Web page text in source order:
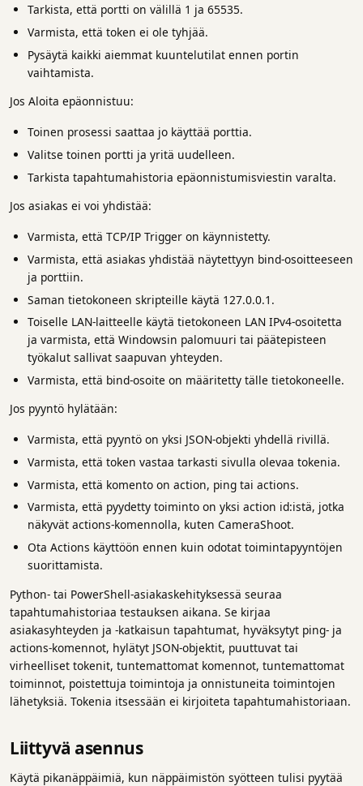
Tarkista, että portti on välillä 1 ja 65535.
Varmista, että token ei ole tyhjää.
Pysäytä kaikki aiemmat kuuntelutilat ennen portin
vaihtamista.
Jos Aloita epäonnistuu:
Toinen prosessi saattaa jo käyttää porttia.
Valitse toinen portti ja yritä uudelleen.
Tarkista tapahtumahistoria epäonnistumisviestin varalta.
Jos asiakas ei voi yhdistää:
Varmista, että TCP/IP Trigger on käynnistetty.
Varmista, että asiakas yhdistää näytettyyn bind-osoitteeseen
ja porttiin.
Saman tietokoneen skripteille käytä 127.0.0.1.
Toiselle LAN-laitteelle käytä tietokoneen LAN IPv4-osoitetta
ja varmista, että Windowsin palomuuri tai päätepisteen
työkalut sallivat saapuvan yhteyden.
Varmista, että bind-osoite on määritetty tälle tietokoneelle.
Jos pyyntö hylätään:
Varmista, että pyyntö on yksi JSON-objekti yhdellä rivillä.
Varmista, että token vastaa tarkasti sivulla olevaa tokenia.
Varmista, että komento on action, ping tai actions.
Varmista, että pyydetty toiminto on yksi action id:istä, jotka
näkyvät actions-komennolla, kuten CameraShoot.
Ota Actions käyttöön ennen kuin odotat toimintapyyntöjen
suorittamista.
Python- tai PowerShell-asiakaskehityksessä seuraa
tapahtumahistoriaa testauksen aikana. Se kirjaa
asiakasyhteyden ja -katkaisun tapahtumat, hyväksytyt ping- ja
actions-komennot, hylätyt JSON-objektit, puuttuvat tai
virheelliset tokenit, tuntemattomat komennot, tuntemattomat
toiminnot, poistettuja toimintoja ja onnistuneita toimintojen
lähetyksiä. Tokenia itsessään ei kirjoiteta tapahtumahistoriaan.
Liittyvä asennus
Käytä pikanäppäimiä, kun näppäimistön syötteen tulisi pyytää